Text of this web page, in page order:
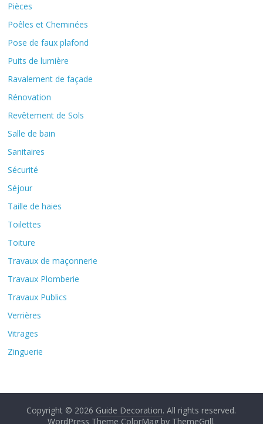
Pièces
Poêles et Cheminées
Pose de faux plafond
Puits de lumière
Ravalement de façade
Rénovation
Revêtement de Sols
Salle de bain
Sanitaires
Sécurité
Séjour
Taille de haies
Toilettes
Toiture
Travaux de maçonnerie
Travaux Plomberie
Travaux Publics
Verrières
Vitrages
Zinguerie
Copyright © 2026 Guide Decoration. All rights reserved.
WordPress Theme ColorMag by ThemeGrill.